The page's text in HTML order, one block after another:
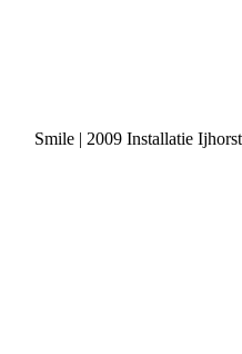
Smile | 2009 Installatie